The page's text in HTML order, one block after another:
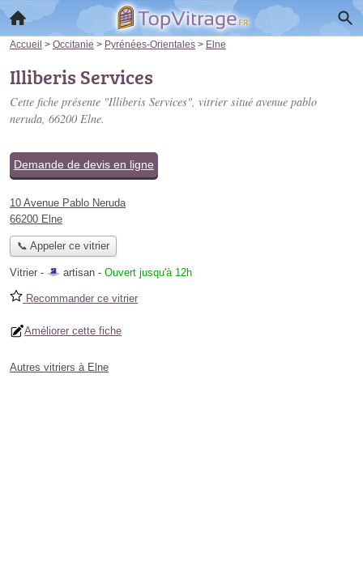
Accueil > Occitanie > Pyrénées-Orientales > Elne
Illiberis Services
Cette fiche présente "Illiberis Services", vitrier situé avenue pablo
neruda, 66200 Elne.
Demande de devis en ligne
10 Avenue Pablo Neruda
66200 Elne
📞 Appeler ce vitrier
Vitrier - artisan - Ouvert jusqu'à 12h
Recommander ce vitrier
Améliorer cette fiche
Autres vitriers à Elne